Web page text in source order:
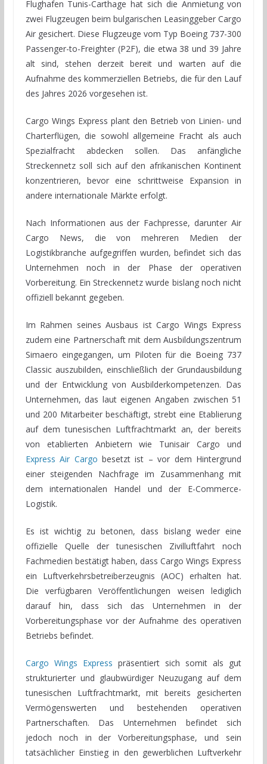
Flughafen Tunis-Carthage hat sich die Anmietung von
zwei Flugzeugen beim bulgarischen Leasinggeber Cargo
Air gesichert. Diese Flugzeuge vom Typ Boeing 737-300
Passenger-to-Freighter (P2F), die etwa 38 und 39 Jahre
alt sind, stehen derzeit bereit und warten auf die
Aufnahme des kommerziellen Betriebs, die für den Lauf
des Jahres 2026 vorgesehen ist.
Cargo Wings Express plant den Betrieb von Linien- und
Charterflügen, die sowohl allgemeine Fracht als auch
Spezialfracht abdecken sollen. Das anfängliche
Streckennetz soll sich auf den afrikanischen Kontinent
konzentrieren, bevor eine schrittweise Expansion in
andere internationale Märkte erfolgt.
Nach Informationen aus der Fachpresse, darunter Air
Cargo News, die von mehreren Medien der
Logistikbranche aufgegriffen wurden, befindet sich das
Unternehmen noch in der Phase der operativen
Vorbereitung. Ein Streckennetz wurde bislang noch nicht
offiziell bekannt gegeben.
Im Rahmen seines Ausbaus ist Cargo Wings Express
zudem eine Partnerschaft mit dem Ausbildungszentrum
Simaero eingegangen, um Piloten für die Boeing 737
Classic auszubilden, einschließlich der Grundausbildung
und der Entwicklung von Ausbilderkompetenzen. Das
Unternehmen, das laut eigenen Angaben zwischen 51
und 200 Mitarbeiter beschäftigt, strebt eine Etablierung
auf dem tunesischen Luftfrachtmarkt an, der bereits
von etablierten Anbietern wie Tunisair Cargo und
Express Air Cargo besetzt ist – vor dem Hintergrund
einer steigenden Nachfrage im Zusammenhang mit
dem internationalen Handel und der E-Commerce-
Logistik.
Es ist wichtig zu betonen, dass bislang weder eine
offizielle Quelle der tunesischen Zivilluftfahrt noch
Fachmedien bestätigt haben, dass Cargo Wings Express
ein Luftverkehrsbetreiberzeugnis (AOC) erhalten hat.
Die verfügbaren Veröffentlichungen weisen lediglich
darauf hin, dass sich das Unternehmen in der
Vorbereitungsphase vor der Aufnahme des operativen
Betriebs befindet.
Cargo Wings Express präsentiert sich somit als gut
strukturierter und glaubwürdiger Neuzugang auf dem
tunesischen Luftfrachtmarkt, mit bereits gesicherten
Vermögenswerten und bestehenden operativen
Partnerschaften. Das Unternehmen befindet sich
jedoch noch in der Vorbereitungsphase, und sein
tatsächlicher Einstieg in den gewerblichen Luftverkehr